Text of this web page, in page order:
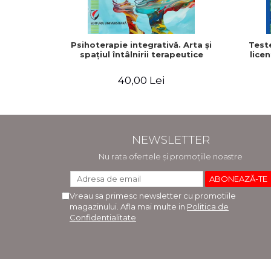
Psihoterapie integrativă. Arta şi
spaţiul întâlnirii terapeutice
40,00 Lei
NEWSLETTER
Nu rata ofertele și promoțiile noastre
Vreau sa primesc newsletter cu promotiile
magazinului. Afla mai multe in Politica de
Confidentialitate